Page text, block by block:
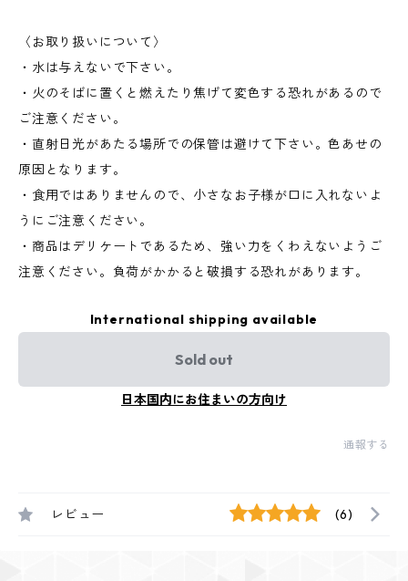
〈お取り扱いについて〉
・水は与えないで下さい。
・火のそばに置くと燃えたり焦げて変色する恐れがあるので
ご注意ください。
・直射日光があたる場所での保管は避けて下さい。色あせの
原因となります。
・食用ではありませんので、小さなお子様が口に入れないよ
うにご注意ください。
・商品はデリケートであるため、強い力をくわえないようご
注意ください。負荷がかかると破損する恐れがあります。
International shipping available
Sold out
日本国内にお住まいの方向け
通報する
レビュー (6)